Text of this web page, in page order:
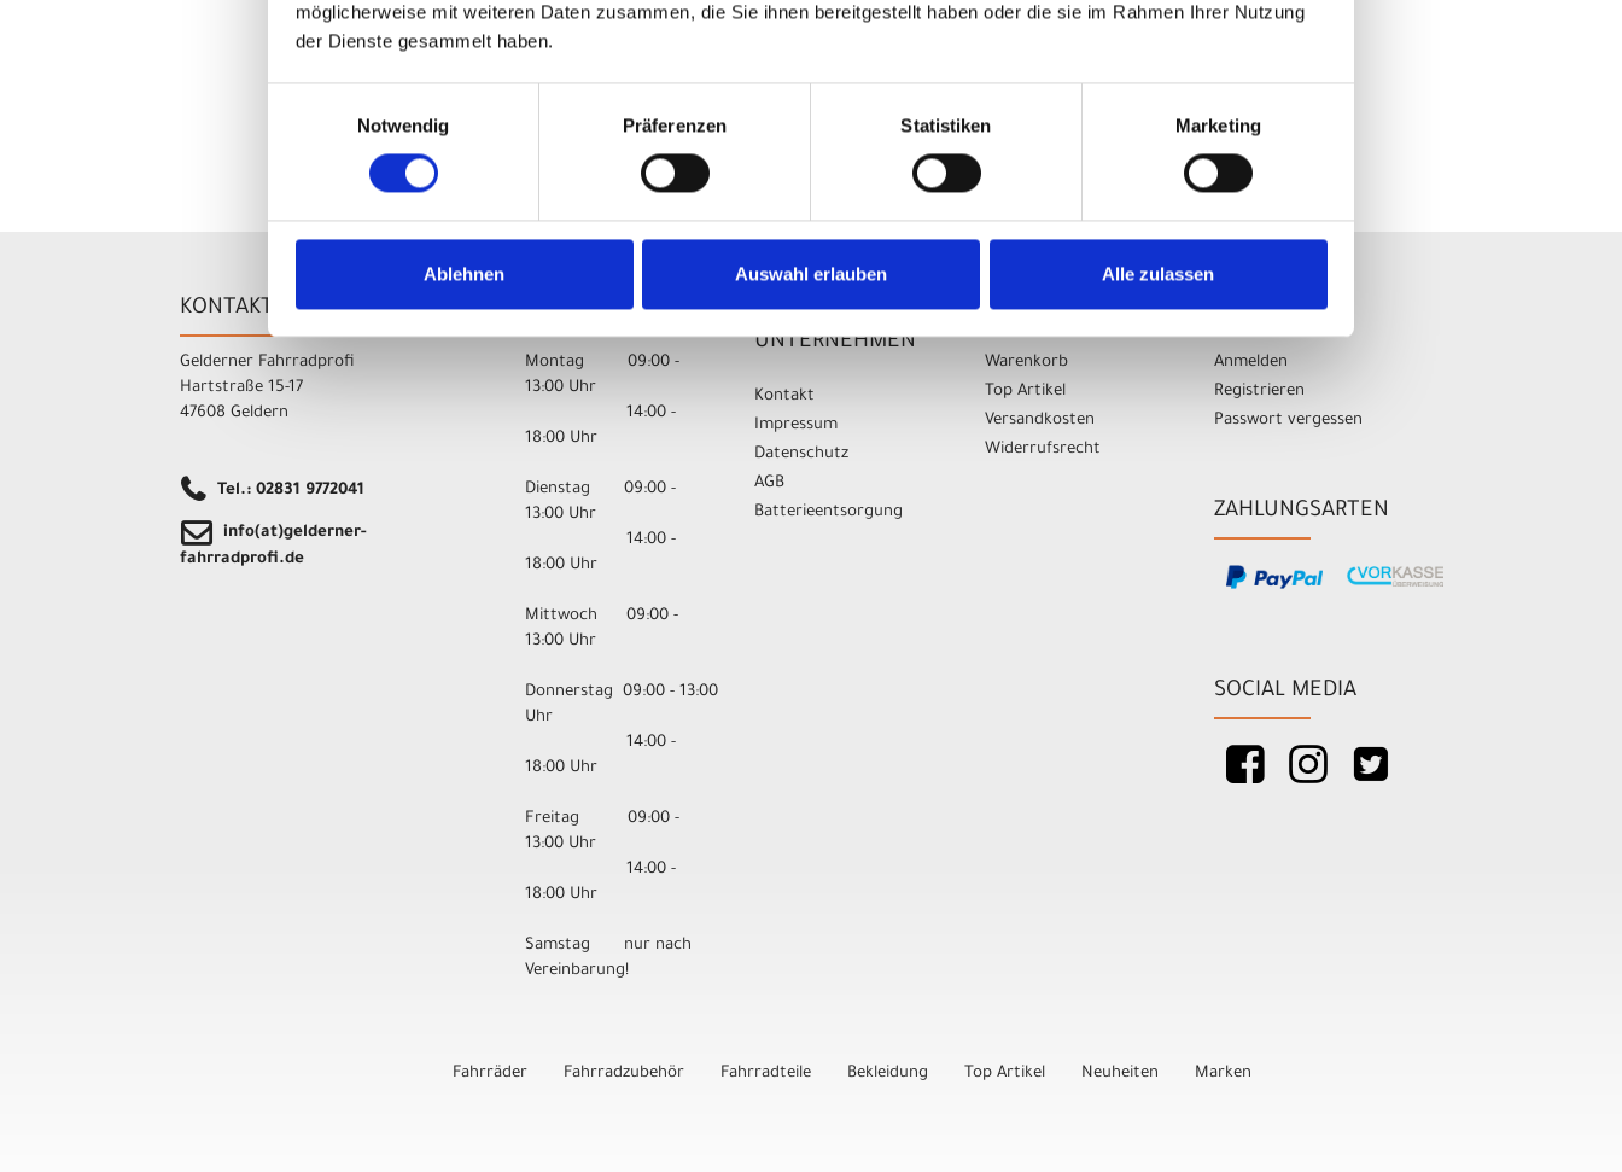
möglicherweise mit weiteren Daten zusammen, die Sie ihnen bereitgestellt haben oder die sie im Rahmen Ihrer Nutzung
der Dienste gesammelt haben.
Notwendig
Präferenzen Statistiken Marketing
Ablehnen Auswahl erlauben Alle zulassen
Marke Bontrager:Trek Bicycle GmbH
Wegastraße 8 C
06116 Halle (Saale)
KONTAKT
Gelderner Fahrradprofi
Hartstraße 15-17
47608 Geldern
Tel.: 02831 9772041
info(at)gelderner-
fahrradprofi.de
ÖFFNUNGSZEITEN
Montag 09:00 -
13:00 Uhr
14:00 -
18:00 Uhr
Dienstag 09:00 -
13:00 Uhr
14:00 -
18:00 Uhr
Mittwoch 09:00 -
13:00 Uhr
Donnerstag 09:00 - 13:00
Uhr
14:00 -
18:00 Uhr
Freitag 09:00 -
13:00 Uhr
14:00 -
18:00 Uhr
Samstag nur nach
Vereinbarung!
UNSER
UNTERNEHMEN
Kontakt
Impressum
Datenschutz
AGB
Batterieentsorgung
IHR EINKAUF
Warenkorb
Top Artikel
Versandkosten
Widerrufsrecht
IHR KONTO
Anmelden
Registrieren
Passwort vergessen
ZAHLUNGSARTEN
SOCIAL MEDIA
Fahrräder Fahrradzubehör Fahrradteile Bekleidung Top Artikel Neuheiten Marken